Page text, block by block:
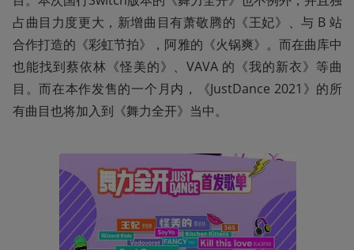
占曲目力度更大，新增曲目有萧敬腾的《王妃》、与 B 站
合作打造的《彩虹节拍》，阿雅的《火锅爽》。而在曲库中
也能找到蔡依林《怪美的》、VAVA 的《我的新衣》等曲
目。而在本作发售的一个月内，《JustDance 2021》的所
有曲目也将加入到《舞力全开》当中。